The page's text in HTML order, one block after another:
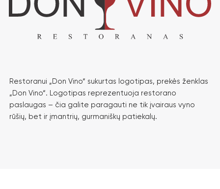
Restoranui „Don Vino“ sukurtas logotipas, prekės ženklas
„Don Vino“. Logotipas reprezentuoja restorano
paslaugas – čia galite paragauti ne tik įvairaus vyno
rūšių, bet ir įmantrių, gurmaniškų patiekalų.